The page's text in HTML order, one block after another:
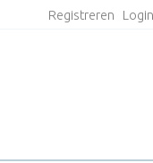
Registreren